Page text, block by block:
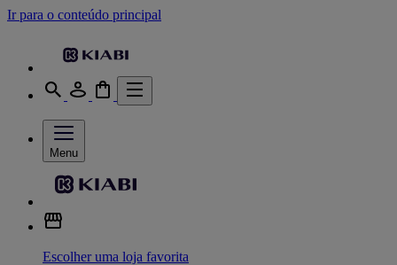
Ir para o conteúdo principal
Menu
Escolher uma loja favorita